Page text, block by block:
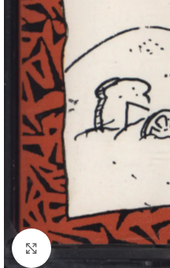
Klick zum Vergrößern